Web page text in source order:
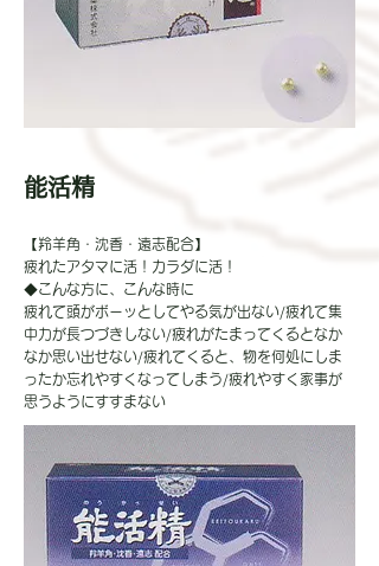
能活精
【羚羊角・沈香・遠志配合】
疲れたアタマに活！カラダに活！
◆こんな方に、こんな時に
疲れて頭がボーッとしてやる気が出ない/疲れて集
中力が長つづきしない/疲れがたまってくるとなか
なか思い出せない/疲れてくると、物を何処にしま
ったか忘れやすくなってしまう/疲れやすく家事が
思うようにすすまない